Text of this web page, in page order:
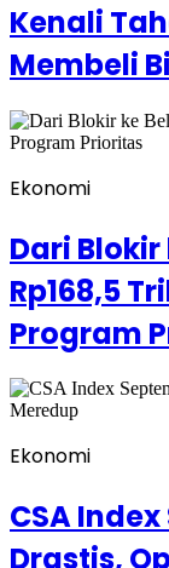
Kenali
Membeli
Ekonomi
Dari
Rp168,5
Program
Ekonomi
CSA
Drastis,